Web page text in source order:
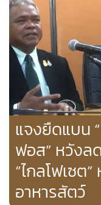
เมื่อถามว่า จะยุติเรื่อ
ว่า เราไม่ยอมอยู่แล้ว
ขอถามเพียงว่าแล้วป
จะมีผลภายในพรรคร่
สำคัญ เพราะสิ่งสำคั
คำถามต่อประชาชน
เหตุผลที่ไร้สาระ ซึ่งส
สาเหตุของโรคมะเร็
รมว.อุตสาหกรรม
แจงยืดแบน
ฟอส” หวัง
“ไกลโฟเซต
อาหารสัตว์